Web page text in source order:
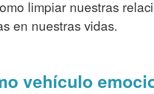
limpiar nuestras
en nuestras vidas.
vehículo